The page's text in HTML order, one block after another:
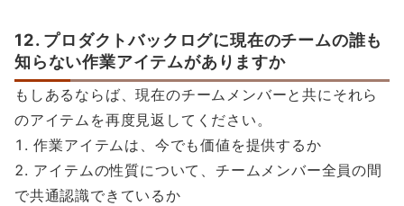
12. プロダクトバックログに現在のチームの誰も
知らない作業アイテムがありますか
もしあるならば、現在のチームメンバーと共にそれら
のアイテムを再度見返してください。
作業アイテムは、今でも価値を提供するか
アイテムの性質について、チームメンバー全員の間
で共通認識できているか